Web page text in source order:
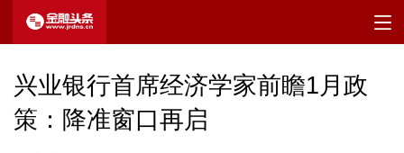
兴业银行首席经济学家前瞻1月政
策：降准窗口再启